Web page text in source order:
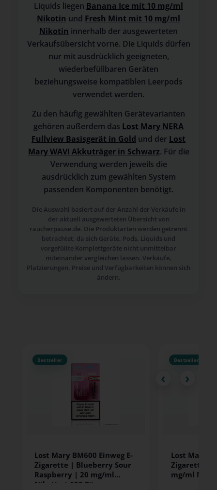
Liquids liegen Banana Ice mit 10 mg/ml
Nikotin und Fresh Mint mit 10 mg/ml
Nikotin innerhalb der ausgewerteten
Verkaufsübersicht vorne. Die Liquids dürfen
nur mit ausdrücklich geeigneten,
wiederbefüllbaren Geräten
beziehungsweise kompatiblen Leerpods
verwendet werden.
Zu den häufig gewählten Gerätevarianten
gehören außerdem das Lost Mary NERA
Fullview Basisgerät in Gold und der Lost
Mary WAVI Akkuträger in Schwarz. Für die
Verwendung werden jeweils die
ausdrücklich zum gewählten System
passenden Komponenten benötigt.
Die Auswahl basiert auf der Anzahl der Verkäufe in
der aktuell ausgewerteten Übersicht von
raucherpause.de. Die Produktarten werden getrennt
betrachtet, da sich Geräte, Pods, Liquids und
vorgefüllte Komplettgeräte nicht unmittelbar
miteinander vergleichen lassen. Verkäufe,
Platzierungen, Preise und Verfügbarkeiten können sich
ändern.
Lost Mary BM600 Einweg E-
Zigarette | Blueberry Sour
Raspberry | 20 mg/ml
Nikotin | 600 Züge
Lost Mary
Zigarette |
mg/ml